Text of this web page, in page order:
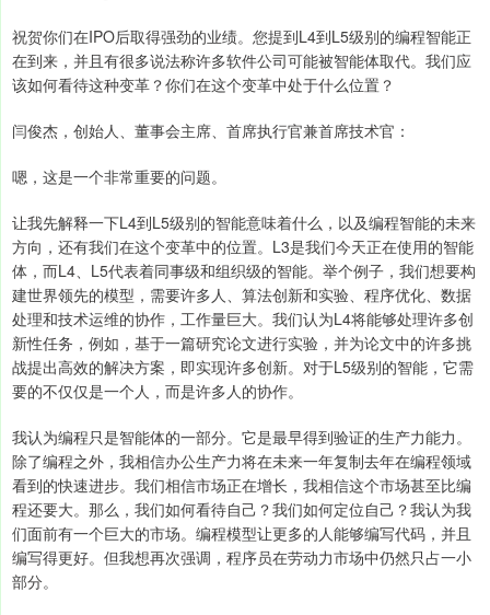
祝贺你们在IPO后取得强劲的业绩。您提到L4到L5级别的编程智能正
在到来，并且有很多说法称许多软件公司可能被智能体取代。我们应
该如何看待这种变革？你们在这个变革中处于什么位置？
闫俊杰，创始人、董事会主席、首席执行官兼首席技术官：
嗯，这是一个非常重要的问题。
让我先解释一下L4到L5级别的智能意味着什么，以及编程智能的未来
方向，还有我们在这个变革中的位置。L3是我们今天正在使用的智能
体，而L4、L5代表着同事级和组织级的智能。举个例子，我们想要构
建世界领先的模型，需要许多人、算法创新和实验、程序优化、数据
处理和技术运维的协作，工作量巨大。我们认为L4将能够处理许多创
新性任务，例如，基于一篇研究论文进行实验，并为论文中的许多挑
战提出高效的解决方案，即实现许多创新。对于L5级别的智能，它需
要的不仅仅是一个人，而是许多人的协作。
我认为编程只是智能体的一部分。它是最早得到验证的生产力能力。
除了编程之外，我相信办公生产力将在未来一年复制去年在编程领域
看到的快速进步。我们相信市场正在增长，我相信这个市场甚至比编
程还要大。那么，我们如何看待自己？我们如何定位自己？我认为我
们面前有一个巨大的市场。编程模型让更多的人能够编写代码，并且
编写得更好。但我想再次强调，程序员在劳动力市场中仍然只占一小
部分。